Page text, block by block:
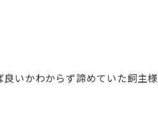
良いかわからず諦めていた飼主様